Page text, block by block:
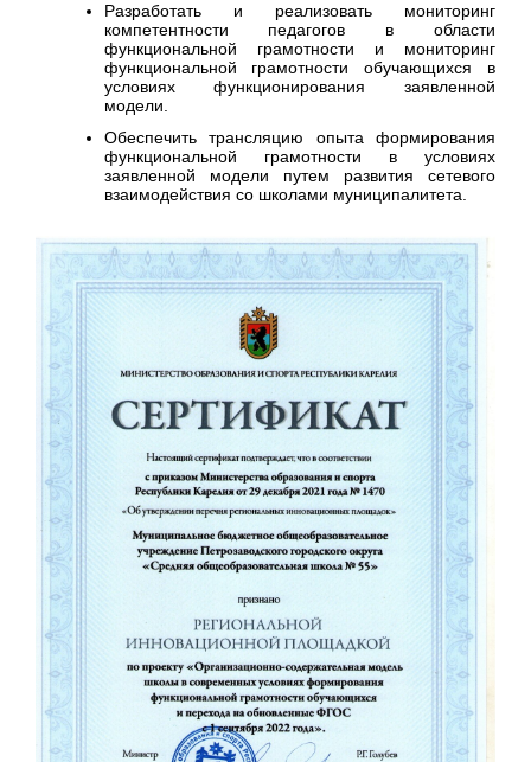
Разработать и реализовать мониторинг
компетентности педагогов в области
функциональной грамотности и мониторинг
функциональной грамотности обучающихся в
условиях функционирования заявленной
модели.
Обеспечить трансляцию опыта формирования
функциональной грамотности в условиях
заявленной модели путем развития сетевого
взаимодействия со школами муниципалитета.